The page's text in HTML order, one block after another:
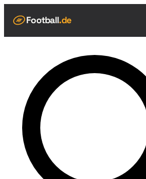
Football.de
Live Scores
Spielplan
Teams
Tabelle